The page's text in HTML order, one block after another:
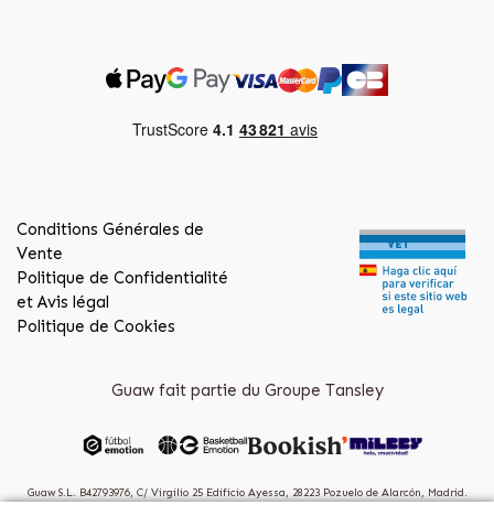
Conditions Générales de
Vente
Politique de Confidentialité
et Avis légal
Politique de Cookies
Guaw fait partie du Groupe Tansley
Guaw S.L. B42793976, C/ Virgilio 25 Edificio Ayessa, 28223 Pozuelo de Alarcón, Madrid.